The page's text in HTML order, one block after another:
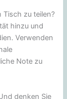
Tisch zu teilen?
hinzu und
Verwenden
Note zu
denken Sie